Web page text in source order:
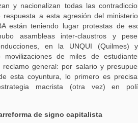
y nacionalizan todas las
respuesta a esta agresión del
están teniendo lugar protestas de
asambleas inter-claustros y
en la UNQUI (Quilmes)
movilizaciones de miles de
general: por salario y
esta coyuntura, lo primero es
macrista (otra vez) en
de signo capitalista